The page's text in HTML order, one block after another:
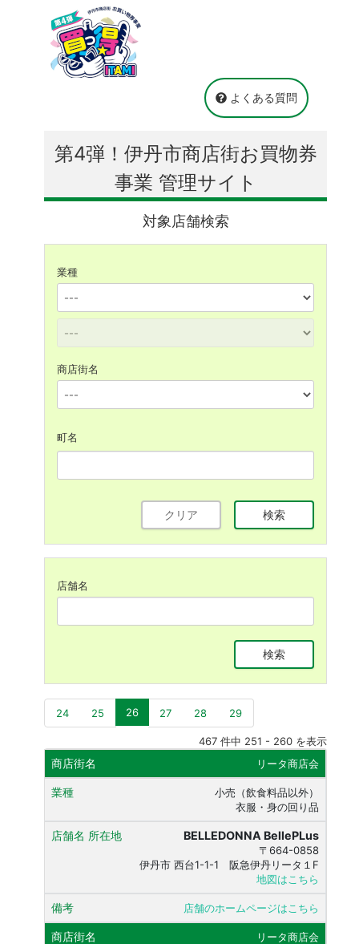
よくある質問
第4弾！伊丹市商店街お買物券
事業 管理サイト
対象店舗検索
業種
商店街名
町名
クリア 検索
店舗名
検索
24 25 26(現位置)
27 28 29
467 件中 251 - 260 を表示
リータ商店会
小売（飲食料品以外）
衣服・身の回り品
BELLEDONNA BellePLus
〒664-0858
伊丹市 西台1-1-1 阪急伊丹リータ１F
地図はこちら
店舗のホームページはこちら
リータ商店会